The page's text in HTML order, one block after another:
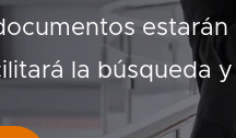
la búsqueda